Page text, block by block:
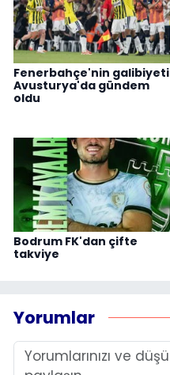
Fenerbahçe'nin galibiyeti
Avusturya'da gündem
oldu
Bodrum FK'dan çifte
takviye
Yorumlar